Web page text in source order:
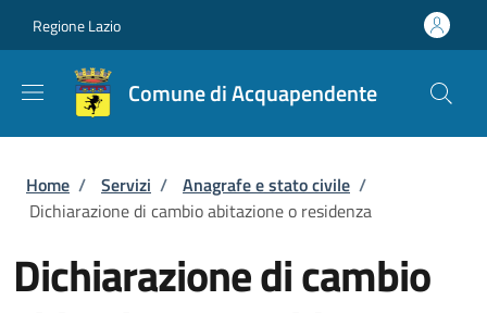
Regione Lazio
Comune di Acquapendente
Briciole di pane
Home / Servizi / Anagrafe e stato civile /
Dichiarazione di cambio abitazione o residenza
Dichiarazione di cambio